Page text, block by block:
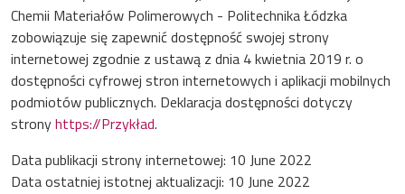
Chemii Materiałów Polimerowych - Politechnika Łódzka
zobowiązuje się zapewnić dostępność swojej strony
internetowej zgodnie z ustawą z dnia 4 kwietnia 2019 r. o
dostępności cyfrowej stron internetowych i aplikacji mobilnych
podmiotów publicznych. Deklaracja dostępności dotyczy
stronyhttps://Przykład.
Data publikacji strony internetowej: 10 June 2022
Data ostatniej istotnej aktualizacji: 10 June 2022